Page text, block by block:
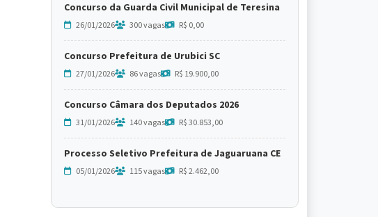
Concurso da Guarda Civil Municipal de Teresina
26/01/2026 300 vagas R$ 0,00
Concurso Prefeitura de Urubici SC
27/01/2026 86 vagas R$ 19.900,00
Concurso Câmara dos Deputados 2026
31/01/2026 140 vagas R$ 30.853,00
Processo Seletivo Prefeitura de Jaguaruana CE
05/01/2026 115 vagas R$ 2.462,00